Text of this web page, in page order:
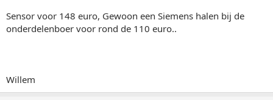
Sensor voor 148 euro, Gewoon een Siemens halen bij de
onderdelenboer voor rond de 110 euro..
Willem